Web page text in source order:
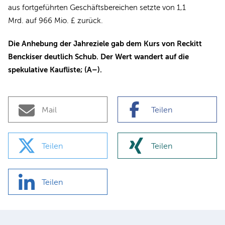
aus fortgeführten Geschäftsbereichen setzte von 1,1
Mrd. auf 966 Mio. £ zurück.
Die Anhebung der Jahreziele gab dem Kurs von Reckitt
Benckiser deutlich Schub. Der Wert wandert auf die
spekulative Kaufliste; (A–).
Mail Teilen
Teilen Teilen
Teilen